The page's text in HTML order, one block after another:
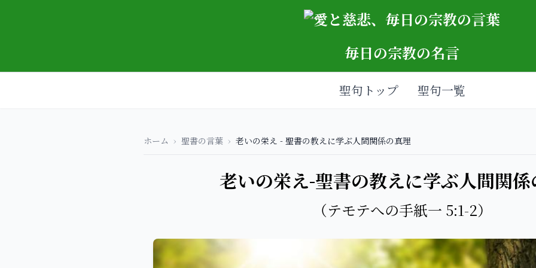
毎日の宗教の名言
聖句トップ 聖句一覧
ホーム › 聖書の言葉 › 老いの栄え - 聖書の教えに学ぶ人間関係の真理
老いの栄え-聖書の教えに学ぶ人間関
（テモテへの手紙一 5:1-2）